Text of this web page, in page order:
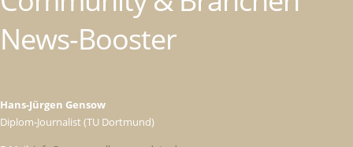
News-Booster
Hans-Jürgen Gensow
Diplom-Journalist (TU Dortmund)